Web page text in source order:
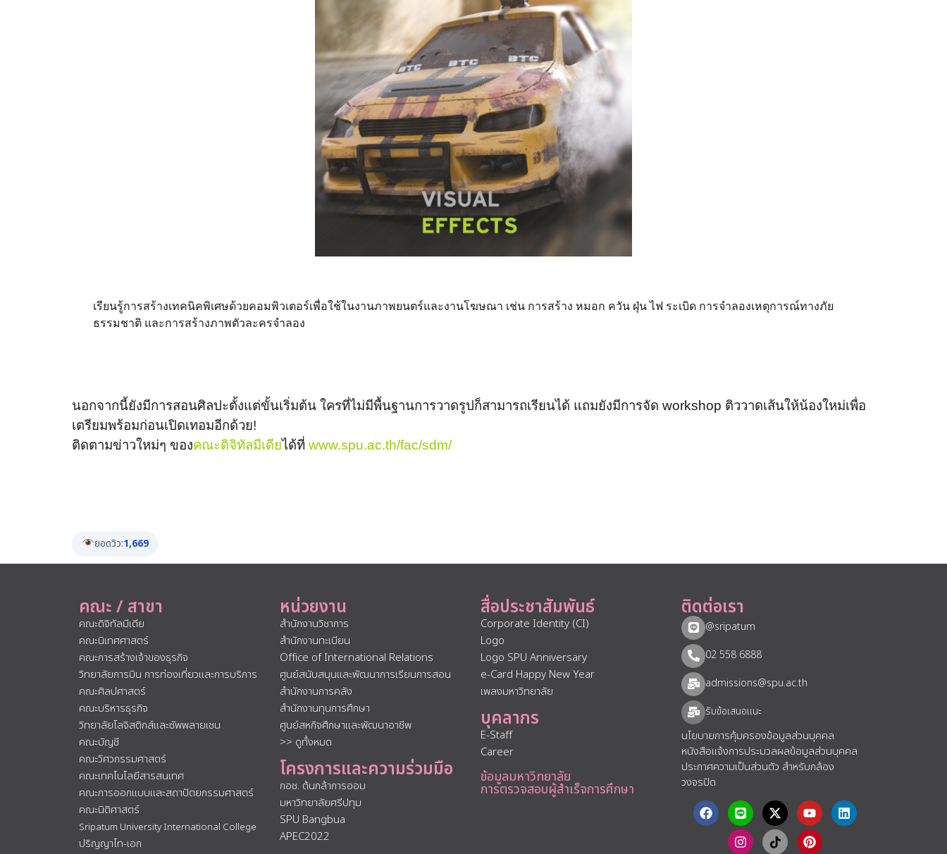
เรียนรู้การสร้างเทคนิคพิเศษด้วยคอมพิวเตอร์เพื่อใช้ในงานภาพยนตร์และงานโฆษณา เช่น การสร้าง หมอก ควัน ฝุ่น ไฟ ระเบิด การจำลองเหตุการณ์ทางภัย
ธรรมชาติ และการสร้างภาพตัวละครจำลอง
นอกจากนี้ยังมีการสอนศิลปะตั้งแต่ขั้นเริ่มต้น ใครที่ไม่มีพื้นฐานการวาดรูปก็สามารถเรียนได้ แถมยังมีการจัด workshop ติววาดเส้นให้น้องใหม่เพื่อ
เตรียมพร้อมก่อนเปิดเทอมอีกด้วย!
ติดตามข่าวใหม่ๆ ของคณะดิจิทัลมีเดียได้ที่ www.spu.ac.th/fac/sdm/
ยอดวิว:1,669
คณะ / สาขา
คณะดิจิทัลมีเดีย
คณะนิเทศศาสตร์
คณะการสร้างเจ้าของธุรกิจ
วิทยาลัยการบิน การท่องเที่ยวและการบริการ
คณะศิลปศาสตร์
คณะบริหารธุรกิจ
วิทยาลัยโลจิสติกส์และซัพพลายเชน
คณะบัญชี
คณะวิศวกรรมศาสตร์
คณะเทคโนโลยีสารสนเทศ
คณะการออกแบบและสถาปัตยกรรมศาสตร์
คณะนิติศาสตร์
Sripatum University International College
ปริญญาโท-เอก
หน่วยงาน
สำนักงานวิชาการ
สำนักงานทะเบียน
Office of International Relations
ศูนย์สนับสนุนและพัฒนาการเรียนการสอน
สำนักงานการคลัง
สำนักงานทุนการศึกษา
ศูนย์สหกิจศึกษาและพัฒนาอาชีพ
>> ดูทั้งหมด
โครงการและความร่วมมือ
กอช. ต้นกล้าการออม
มหาวิทยาลัยศรีปทุม
SPU Bangbua
APEC2022
สื่อประชาสัมพันธ์
Corporate Identity (CI)
Logo
Logo SPU Anniversary
e-Card Happy New Year
เพลงมหาวิทยาลัย
บุคลากร
E-Staff
Career
ข้อมูลมหาวิทยาลัย
การตรวจสอบผู้สำเร็จการศึกษา
ติดต่อเรา
@sripatum
02 558 6888
admissions@spu.ac.th
รับข้อเสนอแนะ​
นโยบายการคุ้มครองข้อมูลส่วนบุคคล
หนังสือแจ้งการประมวลผลข้อมูลส่วนบุคคล
ประกาศความเป็นส่วนตัว สำหรับกล้อง
วงจรปิด